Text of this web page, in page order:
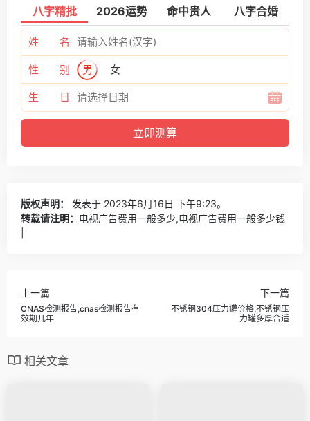
八字精批 2026运势 命中贵人 八字合婚
姓 名
性 别 男 女
生 日
版权声明：
发表于 2023年6月16日 下午9:23。
转载请注明： 电视广告费用一般多少,电视广告费用一般多少钱
上一篇
CNAS检测报告,cnas检测报告有
效期几年
下一篇
不锈钢304压力罐价格,不锈钢压
力罐多厚合适
相关文章